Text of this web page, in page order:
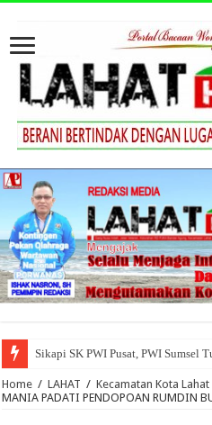
Sikapi SK PWI Pusat, PWI Sumsel
Home / LAHAT / Kecamatan Kota Lahat
MANIA PADATI PENDOPOAN RUMDIN